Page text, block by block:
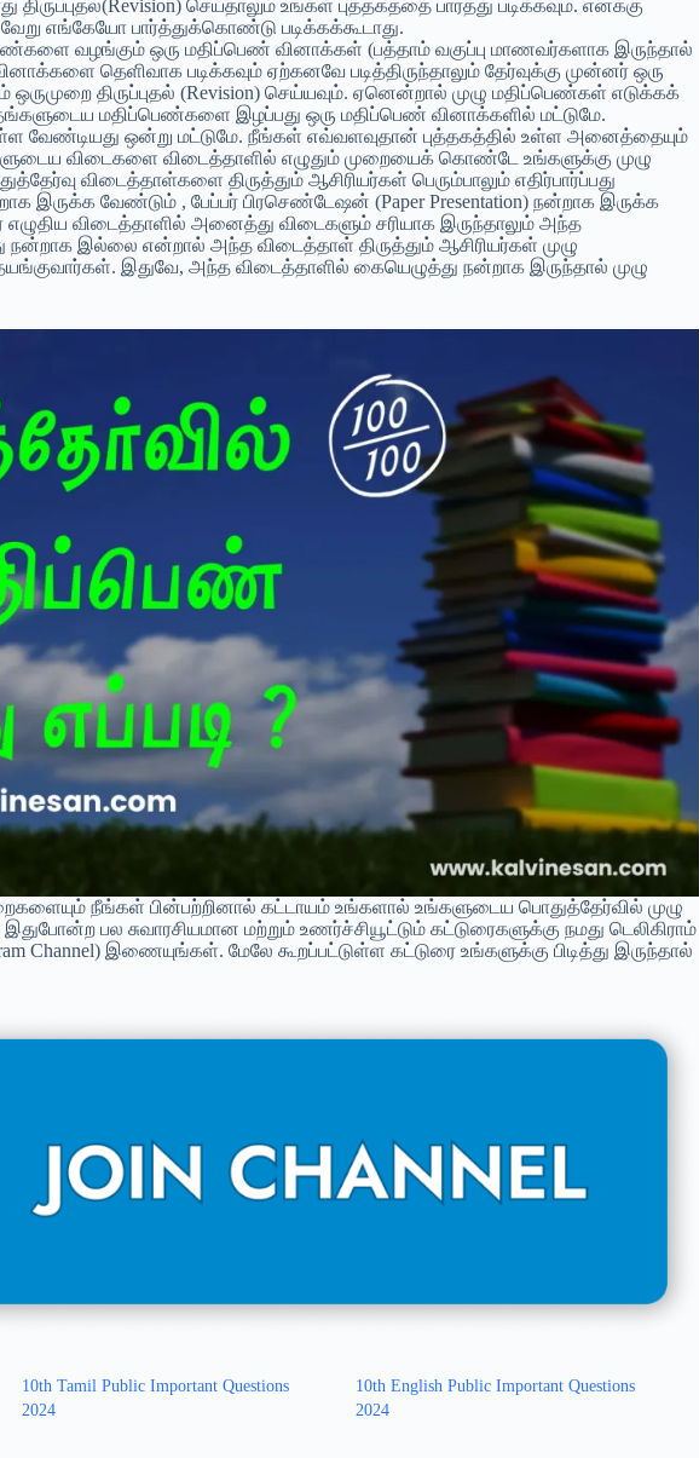
திருப்புதல்(Revision) செய்தாலும் உங்கள் புத்தகத்தை பார்த்து படிக்கவும். எனக்கு
எங்கேயோ பார்த்துக்கொண்டு படிக்கக்கூடாது.
வழங்கும் ஒரு மதிப்பெண் வினாக்கள் (பத்தாம் வகுப்பு மாணவர்களாக இருந்தால்
தெளிவாக படிக்கவும் ஏற்கனவே படித்திருந்தாலும் தேர்வுக்கு முன்னர் ஒரு
ஒருமுறை திருப்புதல் (Revision) செய்யவும். ஏனென்றால் முழு மதிப்பெண்கள் எடுக்கக்
மதிப்பெண்களை இழப்பது ஒரு மதிப்பெண் வினாக்களில் மட்டுமே.
வேண்டியது ஒன்று மட்டுமே. நீங்கள் எவ்வளவுதான் புத்தகத்தில் உள்ள அனைத்தையும்
விடைகளை விடைத்தாளில் எழுதும் முறையைக் கொண்டே உங்களுக்கு முழு
விடைத்தாள்களை திருத்தும் ஆசிரியர்கள் பெரும்பாலும் எதிர்பார்ப்பது
இருக்க வேண்டும் , பேப்பர் பிரசெண்டேஷன் (Paper Presentation) நன்றாக இருக்க
எழுதிய விடைத்தாளில் அனைத்து விடைகளும் சரியாக இருந்தாலும் அந்த
இல்லை என்றால் அந்த விடைத்தாள் திருத்தும் ஆசிரியர்கள் முழு
இதுவே, அந்த விடைத்தாளில் கையெழுத்து நன்றாக இருந்தால் முழு
நீங்கள் பின்பற்றினால் கட்டாயம் உங்களால் உங்களுடைய பொதுத்தேர்வில் முழு
பல சுவாரசியமான மற்றும் உணர்ச்சியூட்டும் கட்டுரைகளுக்கு நமது டெலிகிராம்
Channel) இணையுங்கள். மேலே கூறப்பட்டுள்ள கட்டுரை உங்களுக்கு பிடித்து இருந்தால்
10th Tamil Public Important Questions
2024
10th English Public Important Questions
2024